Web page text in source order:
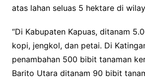
atas lahan seluas 5 hektare di
“Di Kabupaten Kapuas, ditanam
kopi, jengkol, dan petai. Di
penambahan 500 bibit tanaman
Barito Utara ditanam 90 bibit